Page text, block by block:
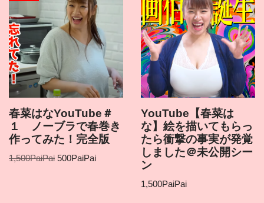
春菜はなYouTube＃
１ ノーブラで春巻き
作ってみた！完全版
1,500PaiPai 500PaiPai
YouTube【春菜は
な】絵を描いてもらっ
たら衝撃の事実が発覚
しました＠未公開シー
ン
1,500PaiPai